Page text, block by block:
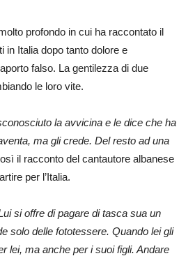
profondo in cui ha raccontato il
in Italia dopo tanto dolore e
falso. La gentilezza di due
le loro vite.
la avvicina e le dice che ha
ma gli crede. Del resto ad una
il racconto del cantautore albanese
per l’Italia.
si offre di pagare di tasca sua un
solo delle fototessere. Quando lei gli
lei, ma anche per i suoi figli. Andare